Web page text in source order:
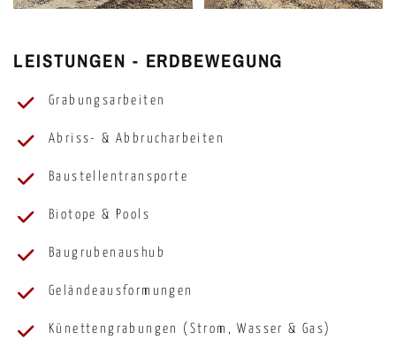
LEISTUNGEN - ERDBEWEGUNG
Grabungsarbeiten
Abriss- & Abbrucharbeiten
Baustellentransporte
Biotope & Pools
Baugrubenaushub
Geländeausformungen
Künettengrabungen (Strom, Wasser & Gas)